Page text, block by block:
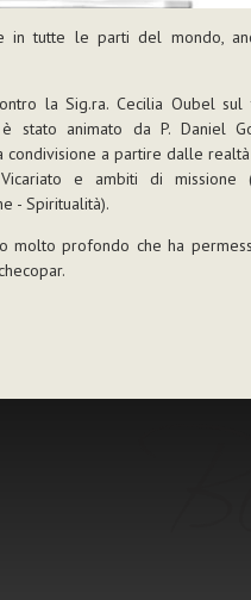
in tutte le parti del mondo,
la Sig.ra. Cecilia Oubel
stato animato da P. Daniel
condivisione a partire dalle
e ambiti di missione
- Spiritualità).
molto profondo che ha